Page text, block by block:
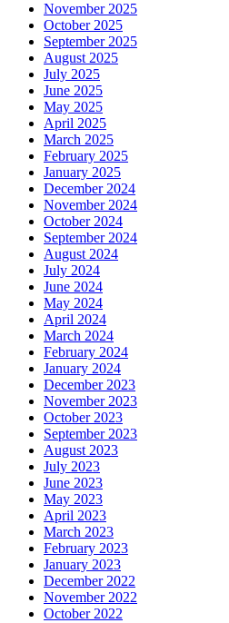
November 2025
October 2025
September 2025
August 2025
July 2025
June 2025
May 2025
April 2025
March 2025
February 2025
January 2025
December 2024
November 2024
October 2024
September 2024
August 2024
July 2024
June 2024
May 2024
April 2024
March 2024
February 2024
January 2024
December 2023
November 2023
October 2023
September 2023
August 2023
July 2023
June 2023
May 2023
April 2023
March 2023
February 2023
January 2023
December 2022
November 2022
October 2022